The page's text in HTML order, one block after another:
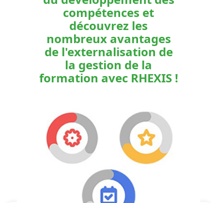
compétences et
découvrez les
nombreux avantages
de l'externalisation de
la gestion de la
formation avec RHEXIS !